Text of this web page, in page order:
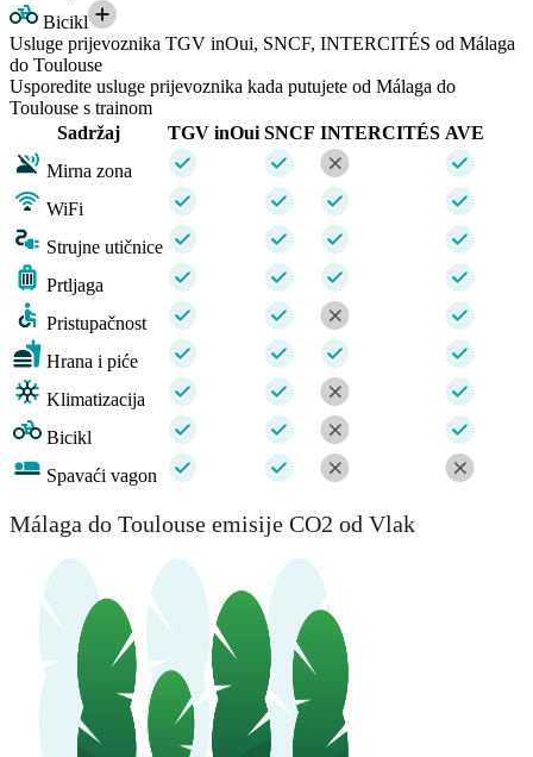
Bicikl
Usluge prijevoznika TGV inOui, SNCF, INTERCITÉS od Málaga
do Toulouse
Usporedite usluge prijevoznika kada putujete od Málaga do
Toulouse s trainom
Sadržaj
TGV inOui SNCF INTERCITÉS AVE
Mirna zona
WiFi
Strujne utičnice
Prtljaga
Pristupačnost
Hrana i piće
Klimatizacija
Bicikl
Spavaći vagon
Málaga do Toulouse emisije CO2 od Vlak